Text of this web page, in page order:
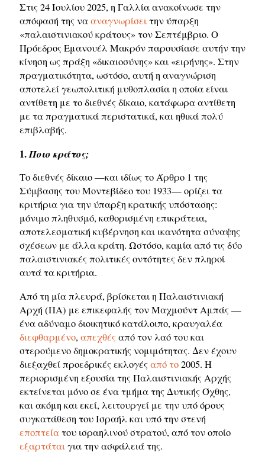
Στις 24 Ιουλίου 2025, η Γαλλία ανακοίνωσε την
απόφασή της νααναγνωρίσειτην ύπαρξη
«παλαιστινιακού κράτους» τον Σεπτέμβριο. Ο
Πρόεδρος Εμανουέλ Μακρόν παρουσίασε αυτήν την
κίνηση ως πράξη «δικαιοσύνης» και «ειρήνης». Στην
πραγματικότητα, ωστόσο, αυτή η αναγνώριση
αποτελεί γεωπολιτική μυθοπλασία η οποία είναι
αντίθετη με το διεθνές δίκαιο, κατάφωρα αντίθετη
με τα πραγματικά περιστατικά, και ηθικά πολύ
επιβλαβής.
1.Ποιο κράτος;
Το διεθνές δίκαιο —και ιδίως το Άρθρο 1 της
Σύμβασης του Μοντεβίδεο του 1933— ορίζει τα
κριτήρια για την ύπαρξη κρατικής υπόστασης:
μόνιμο πληθυσμό, καθορισμένη επικράτεια,
αποτελεσματική κυβέρνηση και ικανότητα σύναψης
σχέσεων με άλλα κράτη. Ωστόσο, καμία από τις δύο
παλαιστινιακές πολιτικές οντότητες δεν πληροί
αυτά τα κριτήρια.
Από τη μία πλευρά, βρίσκεται η Παλαιστινιακή
Αρχή (ΠΑ) με επικεφαλής τον Μαχμούντ Αμπάς —
ένα αδύναμο διοικητικό κατάλοιπο, κραυγαλέα
διεφθαρμένο,απεχθέςαπό τον λαό του και
στερούμενο δημοκρατικής νομιμότητας. Δεν έχουν
διεξαχθεί προεδρικές εκλογέςαπό το2005. Η
περιορισμένη εξουσία της Παλαιστινιακής Αρχής
εκτείνεται μόνο σε ένα τμήμα της Δυτικής Όχθης,
και ακόμη και εκεί, λειτουργεί με την υπό όρους
συγκατάθεση του Ισραήλ και υπό την στενή
εποπτείατου ισραηλινού στρατού, από τον οποίο
εξαρτάταιγια την ασφάλειά της.